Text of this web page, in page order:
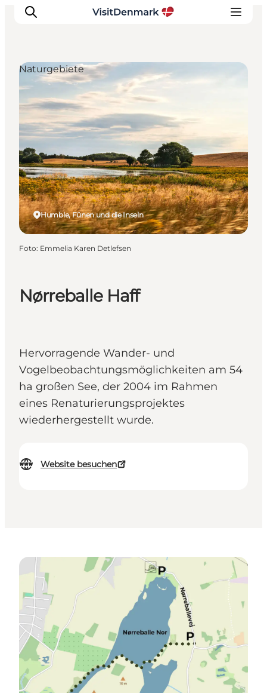
Inspiration
Regionen
Erlebnisse
Unterkünfte
Reiseplanung
Nørreballe Haff
Hervorragende Wander- und
Vogelbeobachtungsmöglichkeiten am 54
ha großen See, der 2004 im Rahmen
eines Renaturierungsprojektes
wiederhergestellt wurde.
Website besuchen
Humble, Fünen und die Inseln
Naturgebiete
Foto: Emmelia Karen Detlefsen